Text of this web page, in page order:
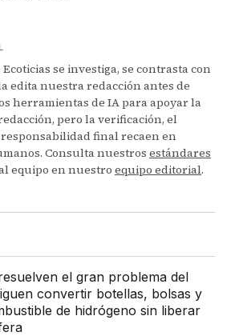
se investiga, se contrasta con
edita nuestra redacción antes de
herramientas de IA para apoyar la
pero la verificación, el
final recaen en
Consulta nuestros estándares
equipo en nuestro equipo editorial.
el gran problema del
convertir botellas, bolsas y
de hidrógeno sin liberar